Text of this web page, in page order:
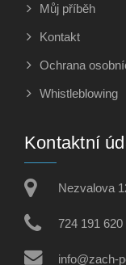
Můj příběh
Kontakt
Ochrana
Whistleblowing
Kontaktní
Nezvalova
724 191 620
info@zach-